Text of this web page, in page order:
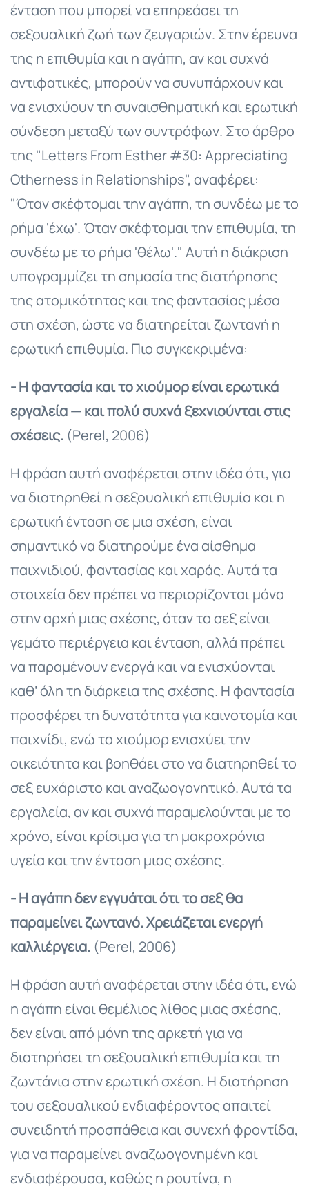
ένταση που μπορεί να επηρεάσει τη
σεξουαλική ζωή των ζευγαριών. Στην έρευνα
της η επιθυμία και η αγάπη, αν και συχνά
αντιφατικές, μπορούν να συνυπάρχουν και
να ενισχύουν τη συναισθηματική και ερωτική
σύνδεση μεταξύ των συντρόφων. Στο άρθρο
της "Letters From Esther #30: Appreciating
Otherness in Relationships", αναφέρει:
"Όταν σκέφτομαι την αγάπη, τη συνδέω με το
ρήμα 'έχω'. Όταν σκέφτομαι την επιθυμία, τη
συνδέω με το ρήμα 'θέλω'." Αυτή η διάκριση
υπογραμμίζει τη σημασία της διατήρησης
της ατομικότητας και της φαντασίας μέσα
στη σχέση, ώστε να διατηρείται ζωντανή η
ερωτική επιθυμία. Πιο συγκεκριμένα:
- Η φαντασία και το χιούμορ είναι ερωτικά
εργαλεία — και πολύ συχνά ξεχνιούνται στις
σχέσεις. (Perel, 2006)
Η φράση αυτή αναφέρεται στην ιδέα ότι, για
να διατηρηθεί η σεξουαλική επιθυμία και η
ερωτική ένταση σε μια σχέση, είναι
σημαντικό να διατηρούμε ένα αίσθημα
παιχνιδιού, φαντασίας και χαράς. Αυτά τα
στοιχεία δεν πρέπει να περιορίζονται μόνο
στην αρχή μιας σχέσης, όταν το σεξ είναι
γεμάτο περιέργεια και ένταση, αλλά πρέπει
να παραμένουν ενεργά και να ενισχύονται
καθ’ όλη τη διάρκεια της σχέσης. Η φαντασία
προσφέρει τη δυνατότητα για καινοτομία και
παιχνίδι, ενώ το χιούμορ ενισχύει την
οικειότητα και βοηθάει στο να διατηρηθεί το
σεξ ευχάριστο και αναζωογονητικό. Αυτά τα
εργαλεία, αν και συχνά παραμελούνται με το
χρόνο, είναι κρίσιμα για τη μακροχρόνια
υγεία και την ένταση μιας σχέσης.
- Η αγάπη δεν εγγυάται ότι το σεξ θα
παραμείνει ζωντανό. Χρειάζεται ενεργή
καλλιέργεια. (Perel, 2006)
Η φράση αυτή αναφέρεται στην ιδέα ότι, ενώ
η αγάπη είναι θεμέλιος λίθος μιας σχέσης,
δεν είναι από μόνη της αρκετή για να
διατηρήσει τη σεξουαλική επιθυμία και τη
ζωντάνια στην ερωτική σχέση. Η διατήρηση
του σεξουαλικού ενδιαφέροντος απαιτεί
συνειδητή προσπάθεια και συνεχή φροντίδα,
για να παραμείνει αναζωογονημένη και
ενδιαφέρουσα, καθώς η ρουτίνα, η